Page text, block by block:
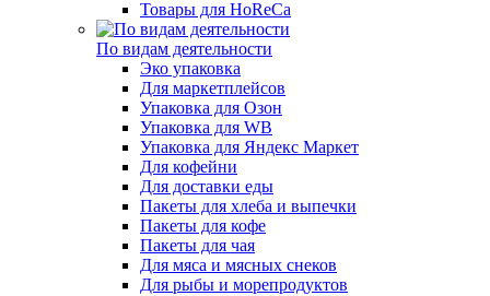
Товары для HoReCa
По видам деятельности
Эко упаковка
Для маркетплейсов
Упаковка для Озон
Упаковка для WB
Упаковка для Яндекс Маркет
Для кофейни
Для доставки еды
Пакеты для хлеба и выпечки
Пакеты для кофе
Пакеты для чая
Для мяса и мясных снеков
Для рыбы и морепродуктов